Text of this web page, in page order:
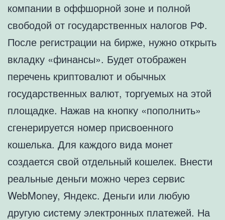
компании в оффшорной зоне и полной
свободой от государственных налогов РФ.
После регистрации на бирже, нужно открыть
вкладку «финансы». Будет отображен
перечень криптовалют и обычных
государственных валют, торгуемых на этой
площадке. Нажав на кнопку «пополнить»
сгенерируется номер присвоенного
кошелька. Для каждого вида монет
создается свой отдельный кошелек. Внести
реальные деньги можно через сервис
WebMoney, Яндекс. Деньги или любую
другую систему электронных платежей. На